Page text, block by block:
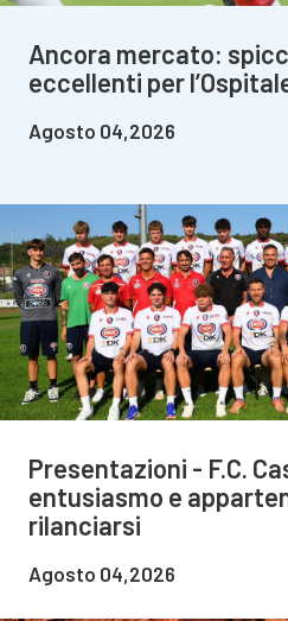
Ancora mercato:
eccellenti per
Agosto 04,2026
Presentazioni - F.C.
entusiasmo e
rilanciarsi
Agosto 04,2026